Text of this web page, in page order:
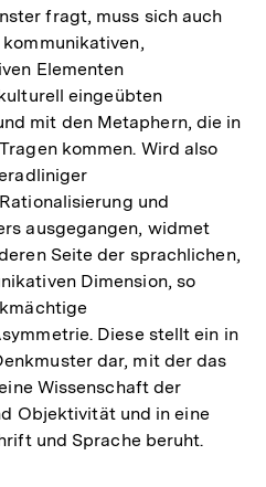
fragt, muss sich auch
Elementen
eingeübten
mit den Metaphern, die in
kommen. Wird also
und
ausgegangen, widmet
Seite der sprachlichen,
Dimension, so
Diese stellt ein in
dar, mit der das
Wissenschaft der
Objektivität und in eine
und Sprache beruht.